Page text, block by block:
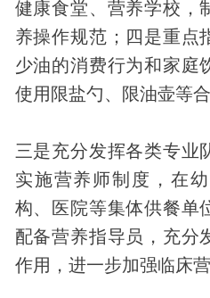
健康食堂、营养学校，
养操作规范；四是重点
少油的消费行为和家庭
使用限盐勺、限油壶等
三是充分发挥各类专业
实施营养师制度，在
构、医院等集体供餐单
配备营养指导员，充分
作用，进一步加强临床营